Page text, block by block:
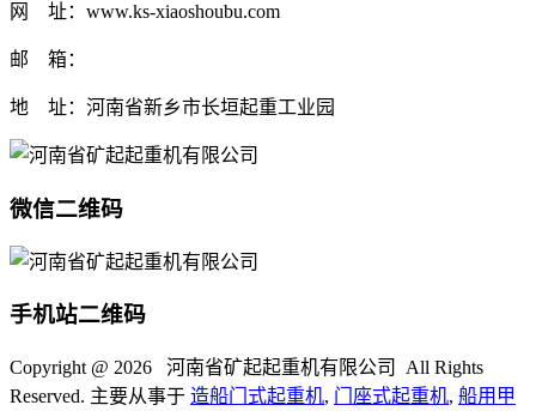
网 址：www.ks-xiaoshoubu.com
邮 箱：
地 址：河南省新乡市长垣起重工业园
微信二维码
手机站二维码
Copyright @ 2026 河南省矿起起重机有限公司 All Rights
Reserved. 主要从事于 造船门式起重机, 门座式起重机, 船用甲